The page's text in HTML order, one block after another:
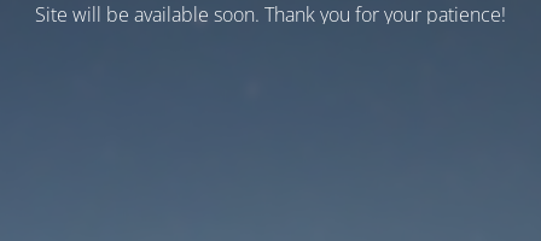
Site will be available soon. Thank you for your patience!